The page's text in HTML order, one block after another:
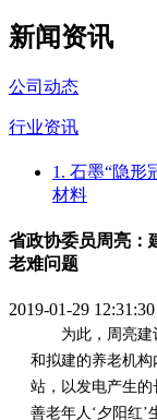
新闻资讯
公司动态
行业资讯
1. 石墨“隐形
材料
省政协委员周亮：
老难问题
2019-01-29 12:31:30
为此，周亮建
和拟建的养老机
站，以发电产生
善老年人‘夕阳红